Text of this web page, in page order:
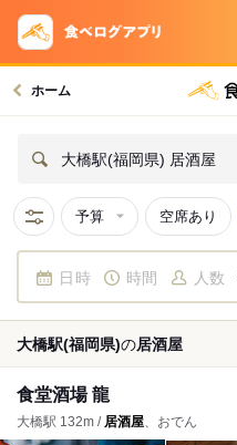
ホーム
大橋駅(福岡県) 居酒屋
予算 空席あり
日時 時間 人数
大橋駅(福岡県)の居酒屋
食堂酒場 龍
大橋駅 132m / 居酒屋、おでん